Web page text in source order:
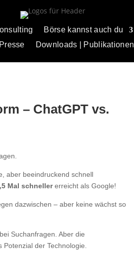
Börse kannst auch du
Presse Downloads | Publikationen
– ChatGPT vs.
aber beeindruckend schnell
Mal schnellererreicht als Google!
dazwischen – aber keine wächst so
Suchanfragen. Aber die
der Technologie.